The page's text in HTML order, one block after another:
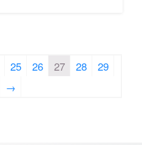
25 26 27 28
29
→